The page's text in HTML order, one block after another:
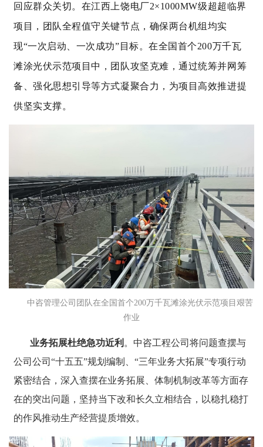
回应群众关切。在江西上饶电厂2×1000MW级超超临界
项目，团队全程值守关键节点，确保两台机组均实
现“一次启动、一次成功”目标。在全国首个200万千瓦
滩涂光伏示范项目中，团队攻坚克难，通过统筹并网筹
备、强化思想引导等方式凝聚合力，为项目高效推进提
供坚实支撑。
中咨管理公司团队在全国首个200万千瓦滩涂光伏示范项目 艰苦
作业
业务拓展杜绝急功近利 。中咨工程公司将问题查摆与
公司公司“十五五”规划编制、“三年业务大拓展”专项行动
紧密结合，深入查摆在业务拓展、体制机制改革等方面存
在的突出问题，坚持当下改和长久立相结合，以稳扎稳打
的作风推动生产经营提质增效。